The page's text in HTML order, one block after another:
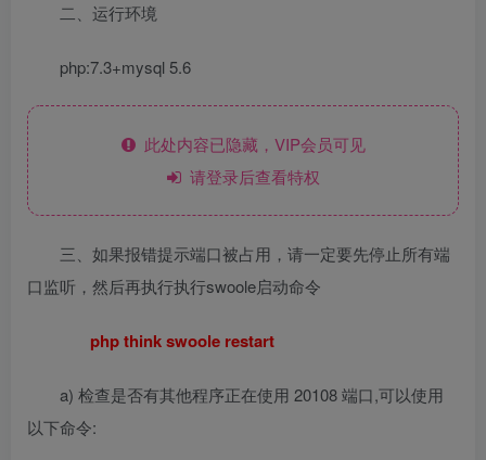
二、运行环境
php:7.3+mysql 5.6
此处内容已隐藏，VIP会员可见
请登录后查看特权
三、如果报错提示端口被占用，请一定要先停止所有端
口监听，然后再执行执行swoole启动命令
php think swoole restart
a) 检查是否有其他程序正在使用 20108 端口,可以使用
以下命令: